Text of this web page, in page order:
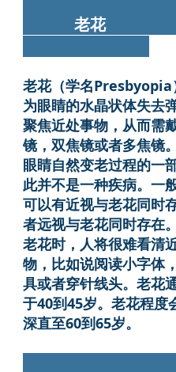
老花
老花（学名Presbyopia
为眼睛的水晶状体失去
聚焦近处事物，从而需
镜，双焦镜或者多焦镜
眼睛自然变老过程的一
此并不是一种疾病。一
可以有近视与老花同时
者远视与老花同时存在
老花时，人将很难看清
物，比如说阅读小字体
具或者穿针线头。老花
于40到45岁。老花程度
深直至60到65岁。